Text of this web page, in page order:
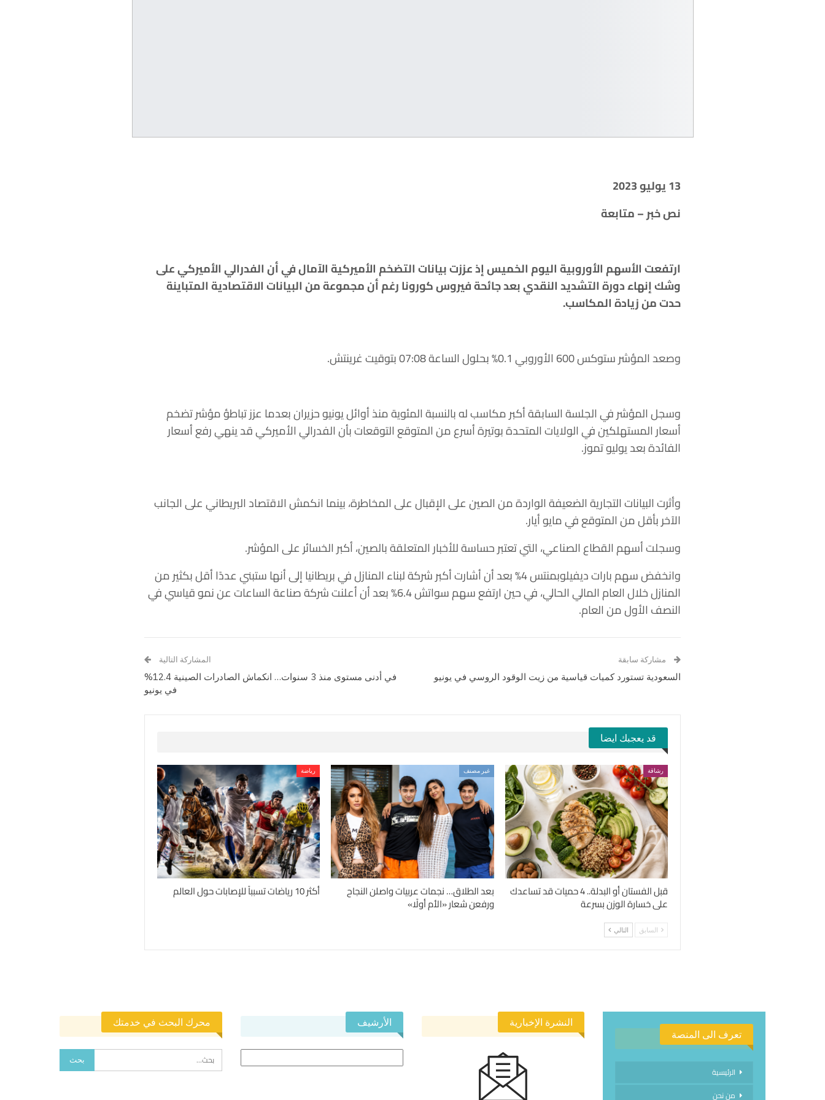
13 يوليو 2023
نص خبر – متابعة
ارتفعت الأسهم الأوروبية اليوم الخميس إذ عززت بيانات التضخم الأميركية الآمال في أن الفدرالي الأميركي على
وشك إنهاء دورة التشديد النقدي بعد جائحة فيروس كورونا رغم أن مجموعة من البيانات الاقتصادية المتباينة
حدت من زيادة المكاسب.
وصعد المؤشر ستوكس 600 الأوروبي 0.1% بحلول الساعة 07:08 بتوقيت غرينتش.
وسجل المؤشر في الجلسة السابقة أكبر مكاسب له بالنسبة المئوية منذ أوائل يونيو حزيران بعدما عزز تباطؤ مؤشر تضخم
أسعار المستهلكين في الولايات المتحدة بوتيرة أسرع من المتوقع التوقعات بأن الفدرالي الأميركي قد ينهي رفع أسعار
الفائدة بعد يوليو تموز.
وأثرت البيانات التجارية الضعيفة الواردة من الصين على الإقبال على المخاطرة، بينما انكمش الاقتصاد البريطاني على الجانب
الآخر بأقل من المتوقع في مايو أيار.
وسجلت أسهم القطاع الصناعي، التي تعتبر حساسة للأخبار المتعلقة بالصين، أكبر الخسائر على المؤشر.
وانخفض سهم بارات ديفيلوبمنتس 4% بعد أن أشارت أكبر شركة لبناء المنازل في بريطانيا إلى أنها ستبني عددًا أقل بكثير من
المنازل خلال العام المالي الحالي، في حين ارتفع سهم سواتش 6.4% بعد أن أعلنت شركة صناعة الساعات عن نمو قياسي في
النصف الأول من العام.
مشاركة سابقة
السعودية تستورد كميات قياسية من زيت الوقود الروسي في يونيو
المشاركة التالية
في أدنى مستوى منذ 3 سنوات… انكماش الصادرات الصينية 12.4%
في يونيو
قد يعجبك ايضا
رشاقة
قبل الفستان أو البدلة.. 4 حميات قد تساعدك
على خسارة الوزن بسرعة
غير مصنف
بعد الطلاق… نجمات عربيات واصلن النجاح
ورفعن شعار «الأم أولًا»
رياضة
أكثر 10 رياضات تسبباً للإصابات حول العالم
السابق التالي
تعرف الى المنصة
الرئيسية
من نحن
النشرة الإخبارية الأرشيف محرك البحث في خدمتك